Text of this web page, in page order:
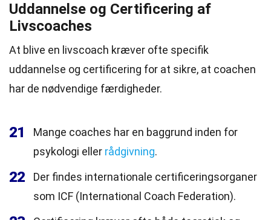
Uddannelse og Certificering af
Livscoaches
At blive en livscoach kræver ofte specifik
uddannelse og certificering for at sikre, at coachen
har de nødvendige færdigheder.
21
Mange coaches har en baggrund inden for
psykologi eller rådgivning.
22
Der findes internationale certificeringsorganer
som ICF (International Coach Federation).